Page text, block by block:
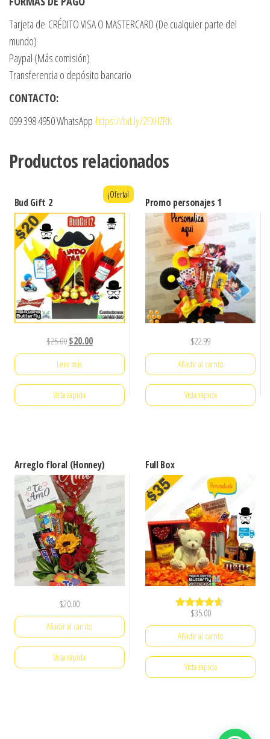
Tarjeta de CRÉDITO VISA O MASTERCARD (De cualquier parte del
mundo)
Paypal (Más comisión)
Transferencia o depósito bancario
CONTACTO:
099 398 4950 WhatsApp https://bit.ly/2FXHZRK
Productos relacionados
Bud Gift 2
¡Oferta!
$25.00El
precio
original
era:
$25.00.
$20.00El
precio
es:
Leer más
Vista rápida
Promo personajes 1
$22.99
Añadir al carrito
Vista rápida
Arreglo floral (Honney)
$20.00
Añadir al carrito
Vista rápida
Full Box
Valorado
con
4.50
de 5
$35.00
Añadir al carrito
Vista rápida